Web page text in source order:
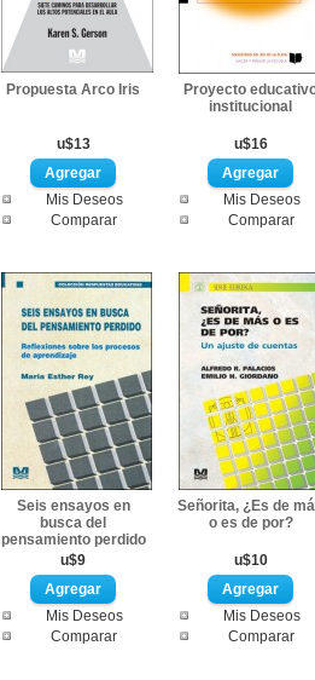
Propuesta Arco Iris
u$13
Mis Deseos
Comparar
Proyecto
institucional
u$16
Mis Deseos
Comparar
Seis ensayos en
busca del
pensamiento perdido
u$9
Mis Deseos
Comparar
Señorita, ¿Es de
o es de por?
u$10
Mis Deseos
Comparar